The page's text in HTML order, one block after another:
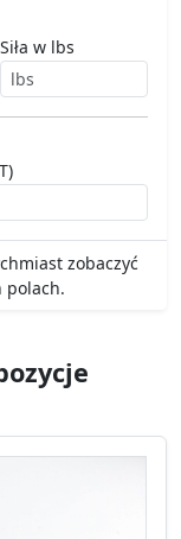
Siła w lbs
zobaczyć
polach.